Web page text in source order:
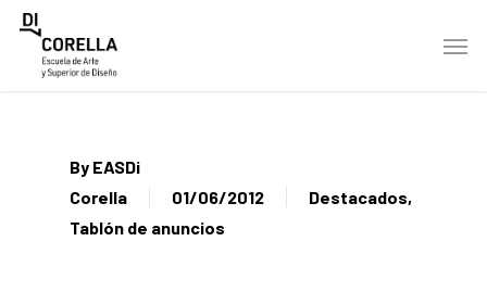
Skip
Menu
By EASDi
Corella
01/06/2012 Destacados,
Tablón de anuncios